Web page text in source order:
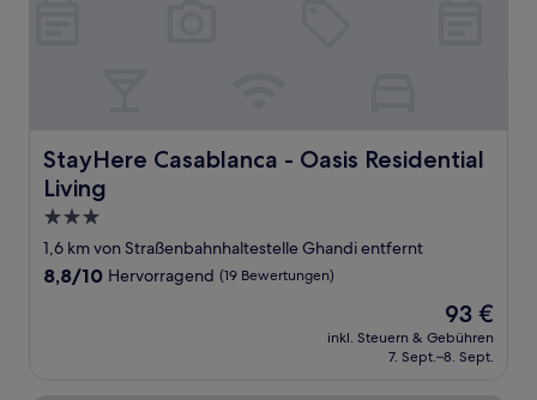
StayHere Casablanca - Oasis Residential
Living
StayHere Casablanca - Oasis Residential Living
3.0-
Sterne-
Unterkunft
1,6 km von Straßenbahnhaltestelle Ghandi entfernt
8.8
8,8/10 Hervorragend (19 Bewertungen)
Der
Preis
beträgt
93 €
inkl. Steuern & Gebühren
7. Sept.–8. Sept.